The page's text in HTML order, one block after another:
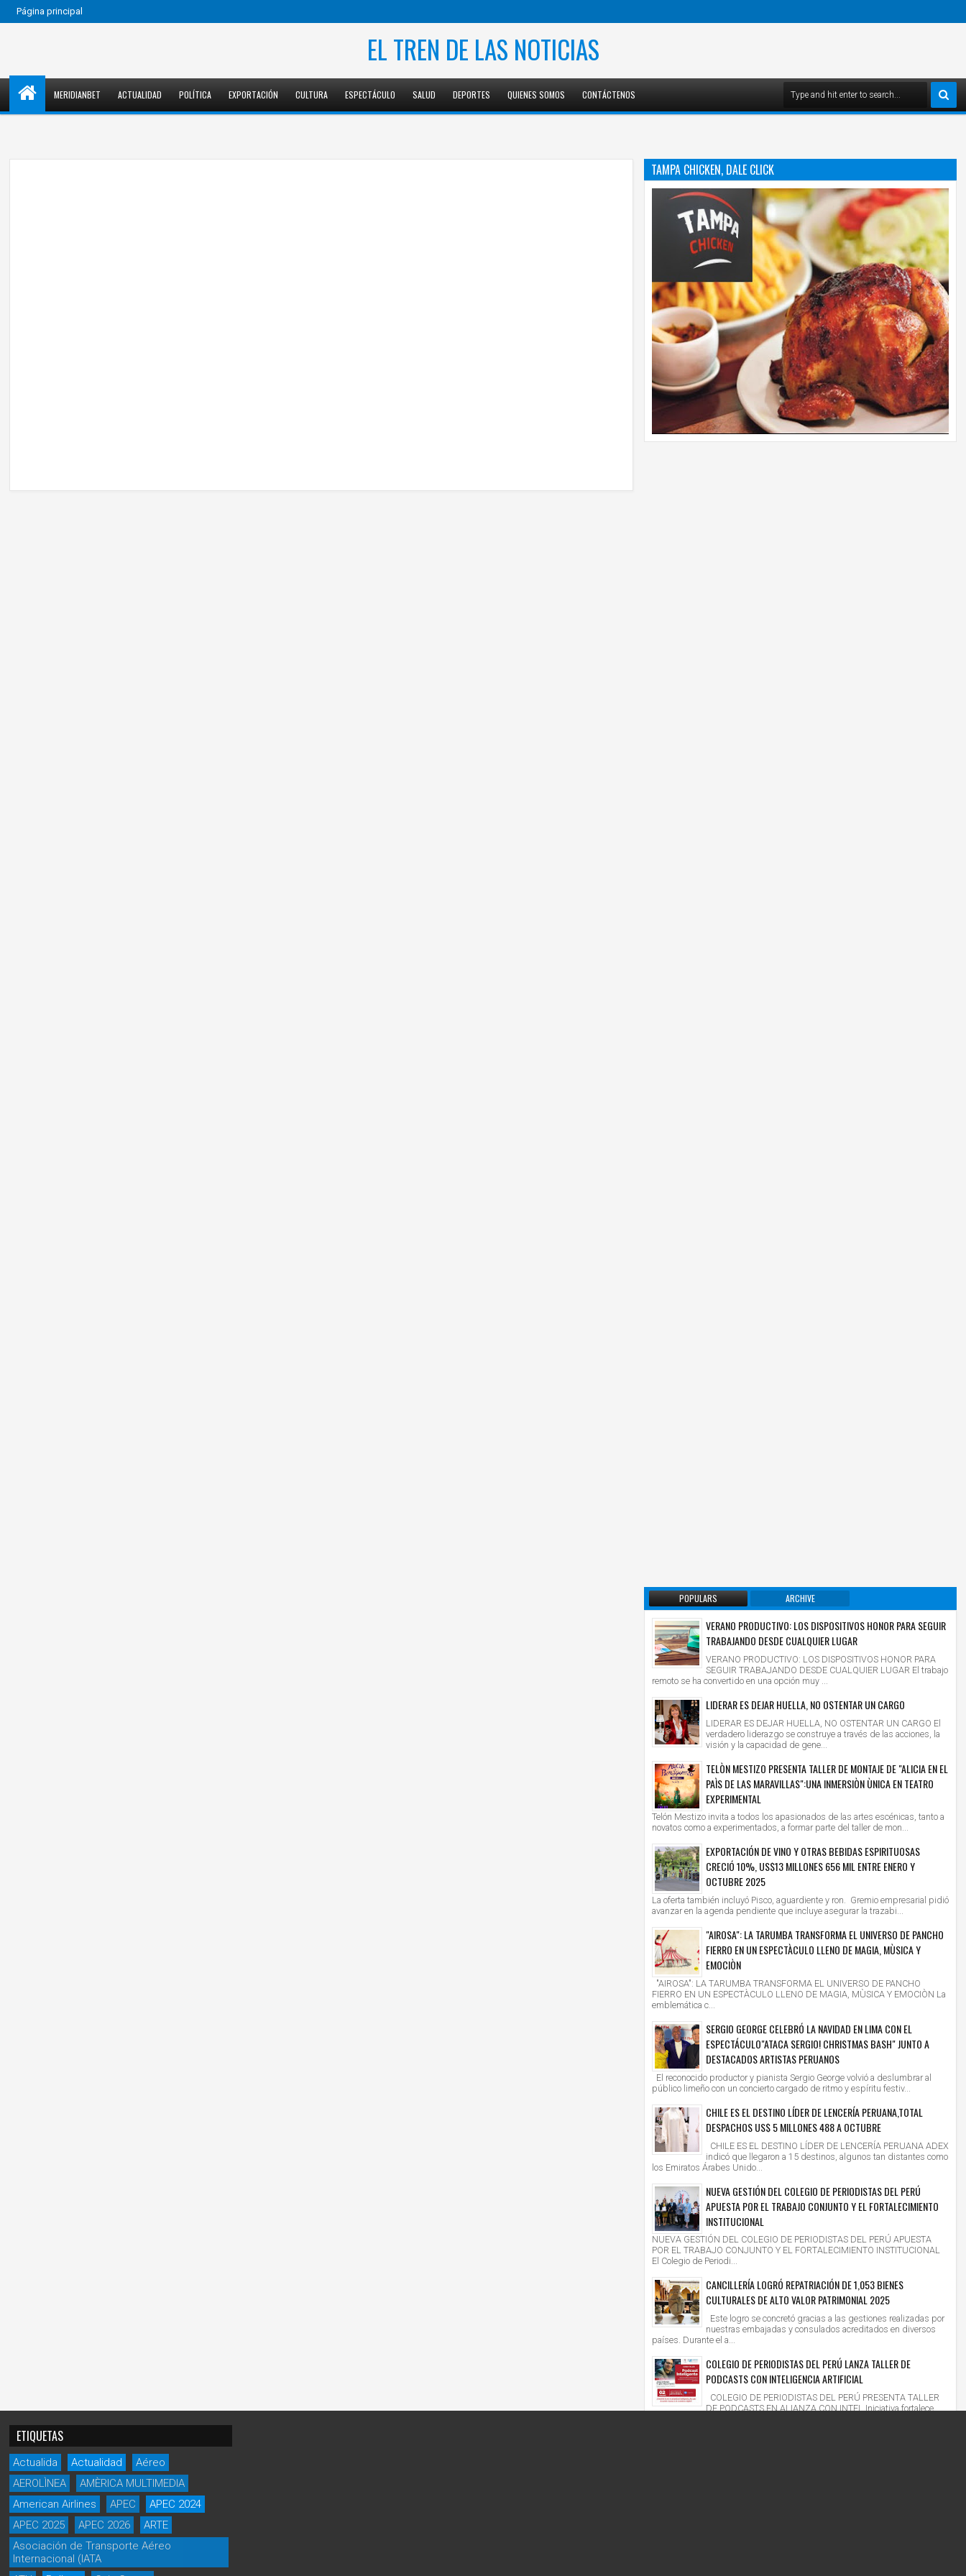
Página principal
EL TREN DE LAS NOTICIAS
MERIDIANBET ACTUALIDAD POLÍTICA EXPORTACIÓN CULTURA ESPECTÁCULO SALUD DEPORTES QUIENES SOMOS CONTÁCTENOS
TAMPA CHICKEN, DALE CLICK
POPULARS ARCHIVE
VERANO PRODUCTIVO: LOS DISPOSITIVOS HONOR PARA SEGUIR
TRABAJANDO DESDE CUALQUIER LUGAR
VERANO PRODUCTIVO: LOS DISPOSITIVOS HONOR PARA
SEGUIR TRABAJANDO DESDE CUALQUIER LUGAR El trabajo
remoto se ha convertido en una opción muy ...
LIDERAR ES DEJAR HUELLA, NO OSTENTAR UN CARGO
LIDERAR ES DEJAR HUELLA, NO OSTENTAR UN CARGO El
verdadero liderazgo se construye a través de las acciones, la
visión y la capacidad de gene...
TELÒN MESTIZO PRESENTA TALLER DE MONTAJE DE "ALICIA EN EL
PAÌS DE LAS MARAVILLAS":UNA INMERSIÒN ÙNICA EN TEATRO
EXPERIMENTAL
Telón Mestizo invita a todos los apasionados de las artes escénicas, tanto a
novatos como a experimentados, a formar parte del taller de mon...
EXPORTACIÓN DE VINO Y OTRAS BEBIDAS ESPIRITUOSAS
CRECIÓ 10%, US$13 MILLONES 656 MIL ENTRE ENERO Y
OCTUBRE 2025
La oferta también incluyó Pisco, aguardiente y ron. Gremio empresarial pidió
avanzar en la agenda pendiente que incluye asegurar la trazabi...
"AIROSA": LA TARUMBA TRANSFORMA EL UNIVERSO DE PANCHO
FIERRO EN UN ESPECTÀCULO LLENO DE MAGIA, MÙSICA Y
EMOCIÒN
"AIROSA": LA TARUMBA TRANSFORMA EL UNIVERSO DE PANCHO
FIERRO EN UN ESPECTÀCULO LLENO DE MAGIA, MÙSICA Y EMOCIÒN La
emblemática c...
SERGIO GEORGE CELEBRÓ LA NAVIDAD EN LIMA CON EL
ESPECTÁCULO"ATACA SERGIO! CHRISTMAS BASH" JUNTO A
DESTACADOS ARTISTAS PERUANOS
El reconocido productor y pianista Sergio George volvió a deslumbrar al
público limeño con un concierto cargado de ritmo y espíritu festiv...
CHILE ES EL DESTINO LÍDER DE LENCERÍA PERUANA,TOTAL
DESPACHOS US$ 5 MILLONES 488 A OCTUBRE
CHILE ES EL DESTINO LÍDER DE LENCERÍA PERUANA ADEX
indicó que llegaron a 15 destinos, algunos tan distantes como
los Emiratos Árabes Unido...
NUEVA GESTIÓN DEL COLEGIO DE PERIODISTAS DEL PERÚ
APUESTA POR EL TRABAJO CONJUNTO Y EL FORTALECIMIENTO
INSTITUCIONAL
NUEVA GESTIÓN DEL COLEGIO DE PERIODISTAS DEL PERÚ APUESTA
POR EL TRABAJO CONJUNTO Y EL FORTALECIMIENTO INSTITUCIONAL
El Colegio de Periodi...
CANCILLERÍA LOGRÓ REPATRIACIÓN DE 1,053 BIENES
CULTURALES DE ALTO VALOR PATRIMONIAL 2025
Este logro se concretó gracias a las gestiones realizadas por
nuestras embajadas y consulados acreditados en diversos
países. Durante el a...
COLEGIO DE PERIODISTAS DEL PERÚ LANZA TALLER DE
PODCASTS CON INTELIGENCIA ARTIFICIAL
COLEGIO DE PERIODISTAS DEL PERÚ PRESENTA TALLER
DE PODCASTS EN ALIANZA CON INTEL Iniciativa fortalece
ETIQUETAS
Actualida Actualidad
Aéreo
AEROLÌNEA
AMÈRICA MULTIMEDIA
American Airlines
APEC
APEC 2024
APEC 2025
APEC 2026
ARTE
Asociación de Transporte Aéreo
Internacional (IATA